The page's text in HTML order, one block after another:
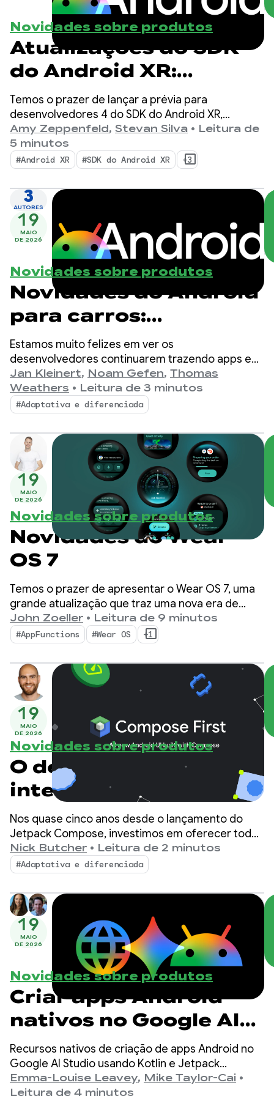
Novidades sobre produtos
Atualizações do SDK
do Android XR:
apresentação da
prévia para
desenvolvedores 4
Temos o prazer de lançar a prévia para
desenvolvedores 4 do SDK do Android XR,
continuando nosso foco na unificação do
desenvolvimento entre dispositivos para
headsets, óculos XR com fio e óculos inteligentes.
Amy Zeppenfeld, Stevan Silva • Leitura de
5 minutos
#Android XR #SDK do Android XR +3
3
AUTORES
19
MAIO
DE 2026
Novidades sobre produtos
Novidades do Android
para carros:
unificação de
plataformas e
experiências premium
Estamos muito felizes em ver os
desenvolvedores continuarem trazendo apps e
experiências para o Android para carros. No ano
passado, continuamos vendo um forte
crescimento e impulso no ecossistema de apps
no Android Auto e em carros com o Google
integrado.
Jan Kleinert, Noam Gefen, Thomas
Weathers • Leitura de 3 minutos
#Adaptativa e diferenciada
19
MAIO
DE 2026
Novidades sobre produtos
Novidades do Wear
OS 7
Temos o prazer de apresentar o Wear OS 7, uma
grande atualização que traz uma nova era de
eficiência energética e inteligência para usuários
e desenvolvedores.
John Zoeller • Leitura de 9 minutos
#AppFunctions #Wear OS +1
19
MAIO
DE 2026
Novidades sobre produtos
O desenvolvimento de
interface do Android é
"Compose First"
Nos quase cinco anos desde o lançamento do
Jetpack Compose, investimos em oferecer todos
os recursos, a performance e as ferramentas
necessárias para criar interfaces incríveis em
vários dispositivos Android.
Nick Butcher • Leitura de 2 minutos
#Adaptativa e diferenciada
19
MAIO
DE 2026
Novidades sobre produtos
Criar apps Android
nativos no Google AI
Studio
Recursos nativos de criação de apps Android no
Google AI Studio usando Kotlin e Jetpack
Compose. Capacidade de visualizar apps em um
Android Emulator incorporado e implantá-los em
Emma-Louise Leavey, Mike Taylor-Cai •
Leitura de 4 minutos